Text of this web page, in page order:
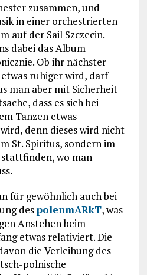
zusammen, und
in einer orchestrierten
auf der Sail Szczecin.
dabei das Album
Ob ihr nächster
ruhiger wird, darf
man aber mit Sicherheit
dass es sich bei
Tanzen etwas
denn dieses wird nicht
St. Spiritus, sondern im
wo man
für gewöhnlich auch bei
despolenmARkT, was
Anstehen beim
etwas relativiert. Die
die Verleihung des
polnische